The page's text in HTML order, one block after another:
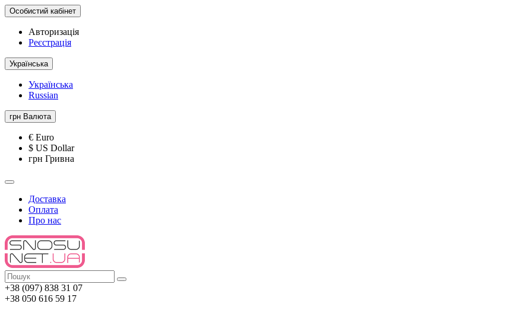
Особистий кабінет
Авторизація
Реєстрація
Українська
Українська
Russian
грн Валюта
€ Euro
$ US Dollar
грн Гривна
Доставка
Оплата
Про нас
+38 (097) 838 31 07
+38 050 616 59 17